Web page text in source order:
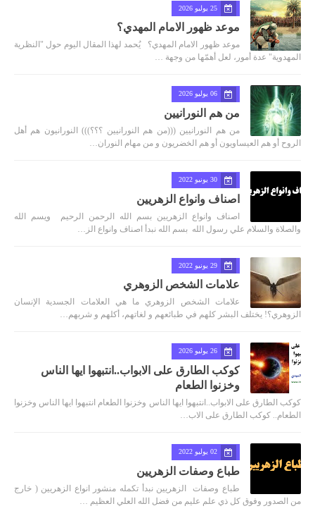
25 يوليو 2026
موعد ظهور الامام المهدي؟
موعد ظهور الامام المهدي؟ يُحمد لهذا المقال اليوم حول "النظرية
المهدوية" عدة أمور، لعل أهمّها من وجهة …
06 يوليو 2026
من هم النورانيين
من هم النورانيين (((من هم النورانيين ؟؟؟))) النورانيون هم أهل
الروح أو هم العيساويون أو هم الخضريون و من مهام النوران…
30 يونيو 2022
اصناف وانواع الزهريين
اصناف وانواع الزهريين بسم الله الرحمن الرحيم ويسم الله
والصلاة والسلام علي رسول الله بسم الله نبدأ اصناف وانواع الز…
29 يونيو 2022
علامات الشخص الزوهري
علامات الشخص الزوهري ما هي العلامات الجسدية الإنسان
الزوهري؟! يختلف البشر كلهم في طبائعهم و لغاتهم، أكلهم و شربهم…
26 يوليو 2026
كوكب الطارق على الابواب..انتبهوا ايها الناس
وخزنوا الطعام
كوكب الطارق على الابواب..انتبهوا ايها الناس وخزنوا الطعام انتبهوا ايها الناس وخزنوا
الطعام.. كوكب الطارق على الاب…
02 يوليو 2022
طباع وصفات الزهريين
طباع وصفات الزهريين نبدأ تكمله منشور انواع الزهريين ( خارج
من الصدور وفوق كل ذي علم عليم من فضل الله العلي العظيم …